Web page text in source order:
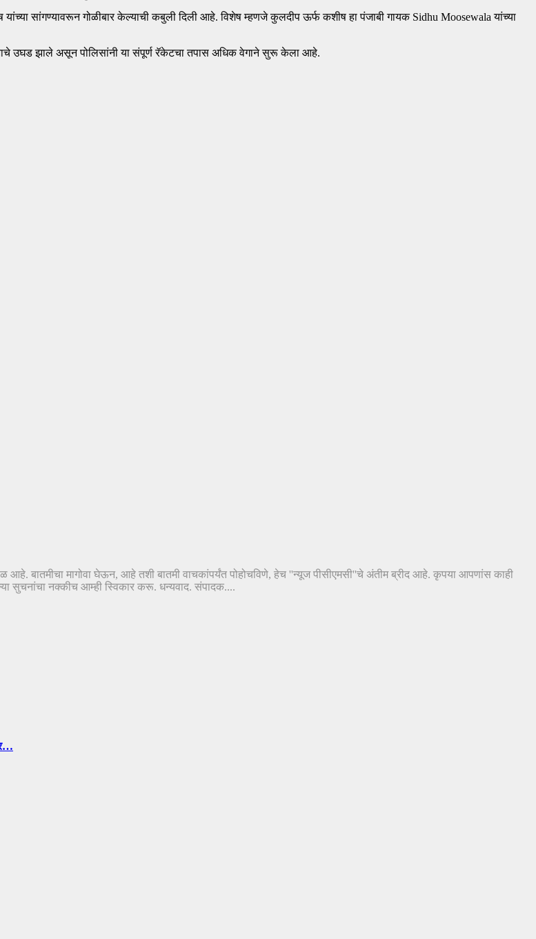
सांगण्यावरून गोळीबार केल्याची कबुली दिली आहे. विशेष म्हणजे कुलदीप ऊर्फ कशीष हा पंजाबी गायक Sidhu Moosewala यांच्या
उघड झाले असून पोलिसांनी या संपूर्ण रॅकेटचा तपास अधिक वेगाने सुरू केला आहे.
आहे. बातमीचा मागोवा घेऊन, आहे तशी बातमी वाचकांपर्यंत पोहोचविणे, हेच ''न्यूज पीसीएमसी''चे अंतीम ब्रीद आहे. कृपया आपणांस काही
सुचनांचा नक्कीच आम्ही स्विकार करू. धन्यवाद. संपादक....